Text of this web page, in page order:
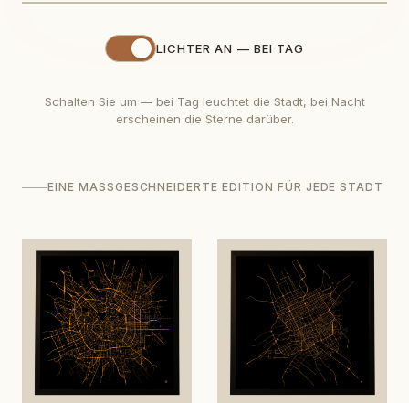
LICHTER AN — BEI TAG
Schalten Sie um — bei Tag leuchtet die Stadt, bei Nacht
erscheinen die Sterne darüber.
EINE MASSGESCHNEIDERTE EDITION FÜR JEDE STADT